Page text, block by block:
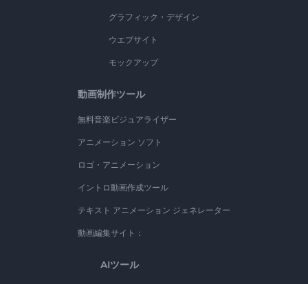
グラフィック・デザイン
ウエブサイト
モックアップ
動画制作ツール
無料音楽ビジュアライザー
アニメーション ソフト
ロゴ・アニメーション
イントロ動画作成ツール
テキスト アニメーション ジェネレーター
動画編集サイト：
AIツール